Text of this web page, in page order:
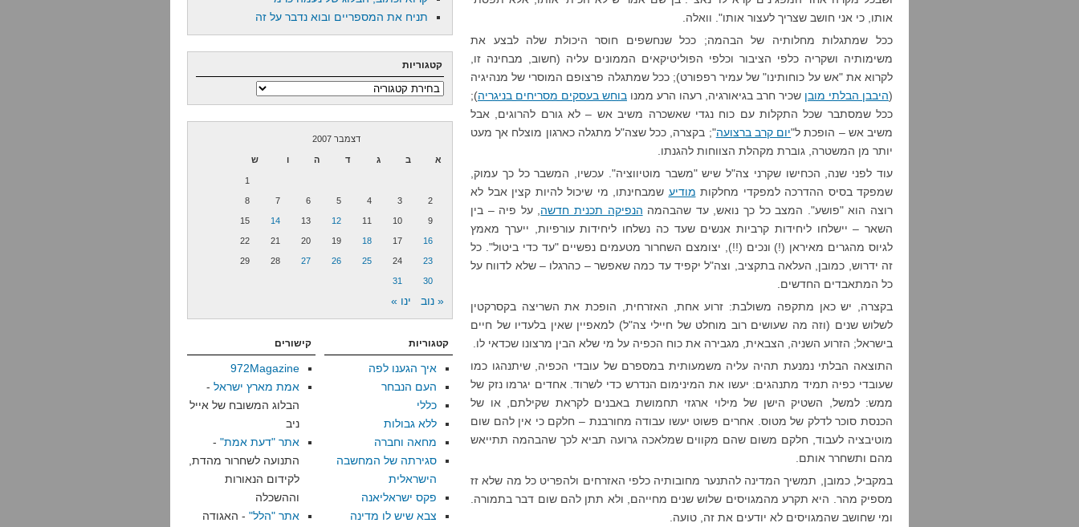
אותו, כי אני חושב שצריך לעצור אותו". וואלה.
ככל שמתגלות מחלותיה של הבהמה; ככל שנחשפים חוסר היכולת שלה לבצע את
משימותיה ושקריה כלפי הציבור וכלפי הפוליטיקאים הממונים עליה (חשוב, מבחינה זו,
לקרוא את "אש על כוחותינו" של עמיר רפפורט); ככל שמתגלה פרצופם המוסרי של מנהיגיה
(היבבן הבלתי מובן שכיר חרב בגיאורגיה, רעהו הרע ממנו בוחש בעסקים מסריחים בניגריה);
ככל שמסתבר שכל התקלות עם כוח נגדי שאשכרה משיב אש – לא גורם להרוגים, אבל
משיב אש – הופכת ל"יום קרב ברצועה"; בקצרה, ככל שצה"ל מתגלה כארגון מוצלח אך מעט
יותר מן המשטרה, גוברת מקהלת הצווחות להגנתו.
עוד לפני שנה, הכחישו שקרני צה"ל שיש "משבר מוטיווציה". עכשיו, המשבר כל כך עמוק,
שמפקד בסיס ההדרכה למפקדי מחלקות מודיע שמבחינתו, מי שיכול להיות קצין אבל לא
רוצה הוא "פושע". המצב כל כך נואש, עד שהבהמה הנפיקה תכנית חדשה , על פיה – בין
השאר – יישלחו ליחידות קרביות אנשים שעד כה נשלחו ליחידות עורפיות, ייערך מאמץ
לגיוס מהגרים מאיראן (!) ונכים (!!), יצומצם השחרור מטעמים נפשיים "עד כדי ביטול". כל
זה ידרוש, כמובן, העלאה בתקציב, וצה"ל יקפיד עד כמה שאפשר – כהרגלו – שלא לדווח על
כל המתאבדים החדשים.
בקצרה, יש כאן מתקפה משולבת: זרוע אחת, האזרחית, הופכת את השריצה בקסרקטין
לשלוש שנים (וזה מה שעושים רוב מוחלט של חיילי צה"ל) למאפיין שאין בלעדיו של חיים
בישראל; הזרוע השניה, הצבאית, מגבירה את כוח הכפיה על מי שלא הבין מרצונו שכדאי לו.
התוצאה הבלתי נמנעת תהיה עליה משמעותית במספרם של עובדי הכפיה, שיתנהגו כמו
שעובדי כפיה תמיד מתנהגים: יעשו את המינימום הנדרש כדי לשרוד. אחדים יגרמו נזק של
ממש: למשל, השטיק הישן של מילוי ארגזי תחמושת באבנים לקראת שקילתם, או של
הכנסת סוכר לדלק של מטוס. אחרים פשוט יעשו עבודה מחורבנת – חלקם כי אין להם שום
מוטיבציה לעבוד, חלקם משום שהם מקווים שמלאכה גרועה תביא לכך שהבהמה תתייאש
מהם ותשחרר אותם.
במקביל, כמובן, תמשיך המדינה להתנער מחובותיה כלפי האזרחים ולהפריט כל מה שלא זז
מספיק מהר. היא תקרע מהמגויסים שלוש שנים מחייהם, ולא תתן להם שום דבר בתמורה.
ומי שחושב שהמגויסים לא יודעים את זה, טועה.
תניח את המספריים ובוא נדבר על זה
קטגוריות
קטגוריות
דצמבר 2007
א ב ג ד ה ו ש
1
2
3
4
5
6
7
8
9
10
11
12
13
14
15
16
17
18
19
20
21
22
23
24
25
26
27
28
29
30
31
« נוב ינו »
קטגוריות
איך הגענו לפה
העם הנבחר
כללי
ללא גבולות
מחאה וחברה
סגירתה של המחשבה
הישראלית
פקס ישראליאנה
צבא שיש לו מדינה
קישורים
972Magazine
אמת מארץ ישראל -
הבלוג המשובח של אייל
ניב
אתר "דעת אמת" -
התנועה לשחרור מהדת,
לקידום הנאורות
וההשכלה
אתר "הלל" - האגודה